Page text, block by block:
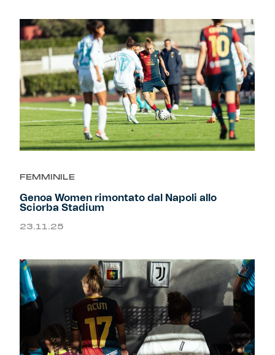
FEMMINILE
Genoa Women rimontato dal Napoli allo
Sciorba Stadium
23.11.25